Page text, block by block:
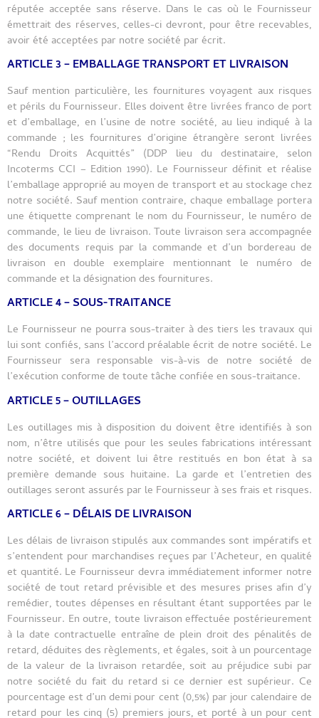
réputée acceptée sans réserve. Dans le cas où le Fournisseur
émettrait des réserves, celles-ci devront, pour être recevables,
avoir été acceptées par notre société par écrit.
ARTICLE 3 – EMBALLAGE TRANSPORT ET LIVRAISON
Sauf mention particulière, les fournitures voyagent aux risques
et périls du Fournisseur. Elles doivent être livrées franco de port
et d’emballage, en l’usine de notre société, au lieu indiqué à la
commande ; les fournitures d’origine étrangère seront livrées
“Rendu Droits Acquittés” (DDP lieu du destinataire, selon
Incoterms CCI – Edition 1990). Le Fournisseur définit et réalise
l’emballage approprié au moyen de transport et au stockage chez
notre société. Sauf mention contraire, chaque emballage portera
une étiquette comprenant le nom du Fournisseur, le numéro de
commande, le lieu de livraison. Toute livraison sera accompagnée
des documents requis par la commande et d’un bordereau de
livraison en double exemplaire mentionnant le numéro de
commande et la désignation des fournitures.
ARTICLE 4 – SOUS-TRAITANCE
Le Fournisseur ne pourra sous-traiter à des tiers les travaux qui
lui sont confiés, sans l’accord préalable écrit de notre société. Le
Fournisseur sera responsable vis-à-vis de notre société de
l’exécution conforme de toute tâche confiée en sous-traitance.
ARTICLE 5 – OUTILLAGES
Les outillages mis à disposition du doivent être identifiés à son
nom, n’être utilisés que pour les seules fabrications intéressant
notre société, et doivent lui être restitués en bon état à sa
première demande sous huitaine. La garde et l’entretien des
outillages seront assurés par le Fournisseur à ses frais et risques.
ARTICLE 6 – DÉLAIS DE LIVRAISON
Les délais de livraison stipulés aux commandes sont impératifs et
s’entendent pour marchandises reçues par l’Acheteur, en qualité
et quantité. Le Fournisseur devra immédiatement informer notre
société de tout retard prévisible et des mesures prises afin d’y
remédier, toutes dépenses en résultant étant supportées par le
Fournisseur. En outre, toute livraison effectuée postérieurement
à la date contractuelle entraîne de plein droit des pénalités de
retard, déduites des règlements, et égales, soit à un pourcentage
de la valeur de la livraison retardée, soit au préjudice subi par
notre société du fait du retard si ce dernier est supérieur. Ce
pourcentage est d’un demi pour cent (0,5%) par jour calendaire de
retard pour les cinq (5) premiers jours, et porté à un pour cent